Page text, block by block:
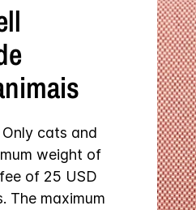
cats and
weight of
of 25 USD
The maximum